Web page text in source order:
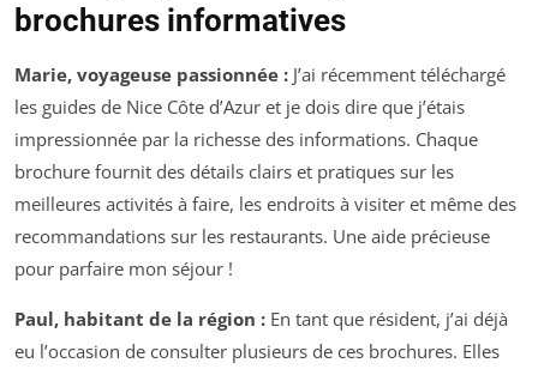
brochures informatives
Marie, voyageuse passionnée : J’ai récemment téléchargé
les guides de Nice Côte d’Azur et je dois dire que j’étais
impressionnée par la richesse des informations. Chaque
brochure fournit des détails clairs et pratiques sur les
meilleures activités à faire, les endroits à visiter et même des
recommandations sur les restaurants. Une aide précieuse
pour parfaire mon séjour !
Paul, habitant de la région : En tant que résident, j’ai déjà
eu l’occasion de consulter plusieurs de ces brochures. Elles